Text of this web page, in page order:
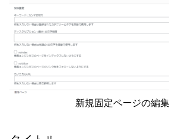
新規固定ページの編